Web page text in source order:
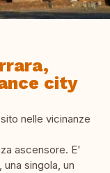
city
nelle vicinanze
ascensore. E'
singola, un